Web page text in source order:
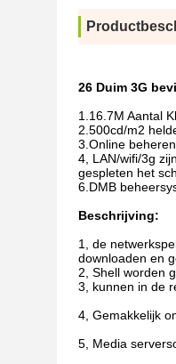
26 Duim 3G
1.16.7M Aantal
2.500cd/m2
3.Online
4, LAN/wifi/3g
gespleten het
6.DMB
Beschrijving:
1, de
downloaden en
2, Shell worden
3, kunnen in de
4, Gemakkelijk
5, Media